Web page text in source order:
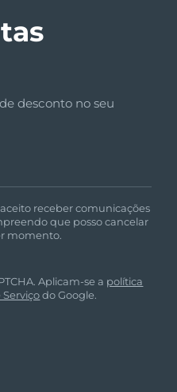
desconto no seu
receber comunicações
que posso cancelar
momento.
Aplicam-se a política
Serviçodo Google.